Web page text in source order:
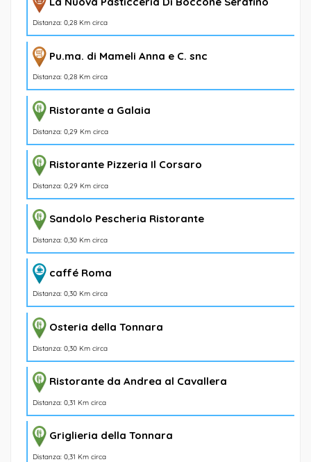
Distanza: 0,28 Km circa
Pu.ma. di Mameli Anna e C. snc
Distanza: 0,28 Km circa
Ristorante a Galaia
Distanza: 0,29 Km circa
Ristorante Pizzeria Il Corsaro
Distanza: 0,29 Km circa
Sandolo Pescheria Ristorante
Distanza: 0,30 Km circa
caffé Roma
Distanza: 0,30 Km circa
Osteria della Tonnara
Distanza: 0,30 Km circa
Ristorante da Andrea al Cavallera
Distanza: 0,31 Km circa
Griglieria della Tonnara
Distanza: 0,31 Km circa